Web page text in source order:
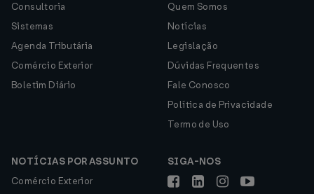
Consultoria
Sistemas
Agenda Tributária
Comércio Exterior
Boletim Diário
Quem Somos
Notícias
Legislação
Dúvidas Frequentes
Fale Conosco
Política de Privacidade
Termo de Uso
NOTÍCIAS POR ASSUNTO
Comércio Exterior
SIGA-NOS